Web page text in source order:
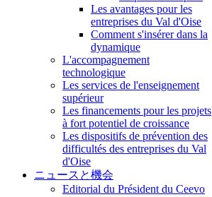
Les avantages pour les
entreprises du Val d'Oise
Comment s'insérer dans la
dynamique
L'accompagnement
technologique
Les services de l'enseignement
supérieur
Les financements pour les projets
à fort potentiel de croissance
Les dispositifs de prévention des
difficultés des entreprises du Val
d'Oise
ニュースと機会
Editorial du Président du Ceevo